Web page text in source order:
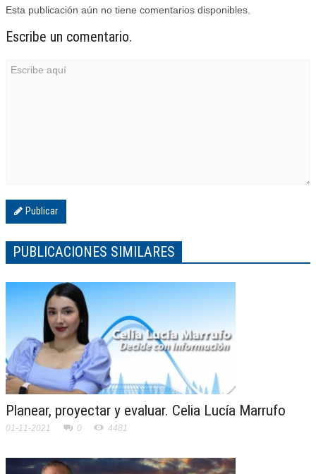
Esta publicación aún no tiene comentarios disponibles.
Escribe un comentario.
Publicar
PUBLICACIONES SIMILARES
Planear, proyectar y evaluar. Celia Lucía Marrufo
01-11-2021 0 4481